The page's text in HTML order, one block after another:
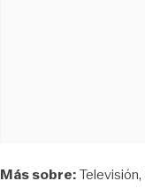
Más sobre:Televisión